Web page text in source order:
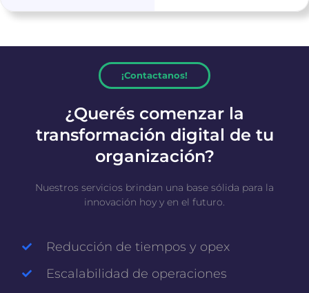
¡Contactanos!
¿Querés comenzar la
transformación digital de tu
organización?
Nuestros servicios brindan una base sólida para la
innovación hoy y en el futuro.
Reducción de tiempos y opex
Escalabilidad de operaciones